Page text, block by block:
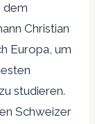
dem
Christian
Europa, um
studieren.
Schweizer